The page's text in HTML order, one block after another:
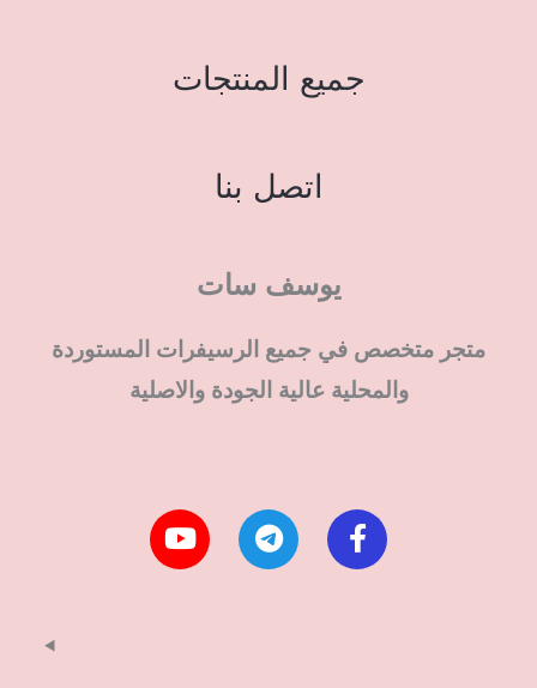
جميع المنتجات
اتصل بنا
يوسف سات
متجر متخصص في جميع الرسيفرات المستوردة
والمحلية عالية الجودة والاصلية